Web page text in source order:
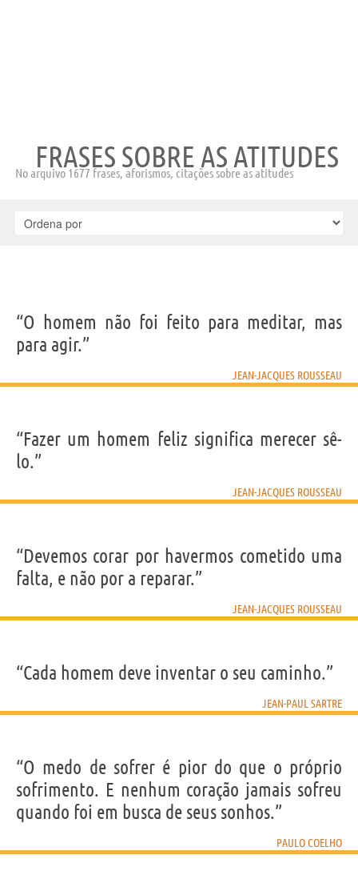
FRASES SOBRE AS ATITUDES
No arquivo 1677 frases, aforismos, citações sobre as atitudes
“O homem não foi feito para meditar, mas
para agir.”
JEAN-JACQUES ROUSSEAU
“Fazer um homem feliz significa merecer sê-
lo.”
JEAN-JACQUES ROUSSEAU
“Devemos corar por havermos cometido uma
falta, e não por a reparar.”
JEAN-JACQUES ROUSSEAU
“Cada homem deve inventar o seu caminho.”
JEAN-PAUL SARTRE
“O medo de sofrer é pior do que o próprio
sofrimento. E nenhum coração jamais sofreu
quando foi em busca de seus sonhos.”
PAULO COELHO